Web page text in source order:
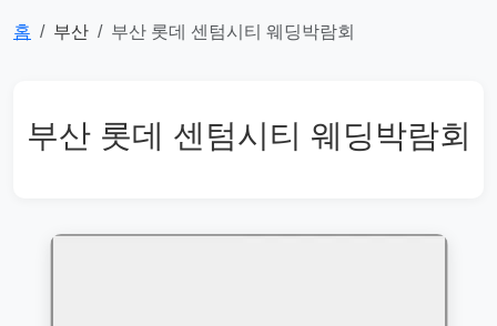
홈 부산 부산 롯데 센텀시티 웨딩박람회
부산 롯데 센텀시티 웨딩박람회